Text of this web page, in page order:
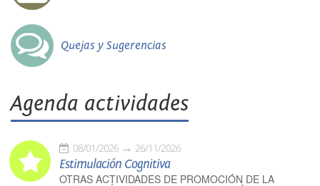
Quejas y Sugerencias
Agenda actividades
08/01/2026 26/11/2026
Estimulación Cognitiva
OTRAS ACTIVIDADES DE PROMOCIÓN DE LA